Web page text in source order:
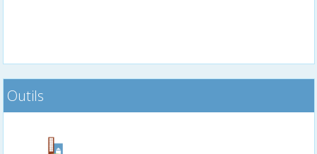
Outils